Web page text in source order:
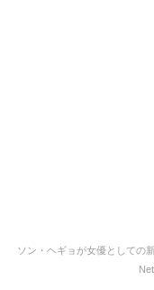
ソン・ヘギョが女優としての